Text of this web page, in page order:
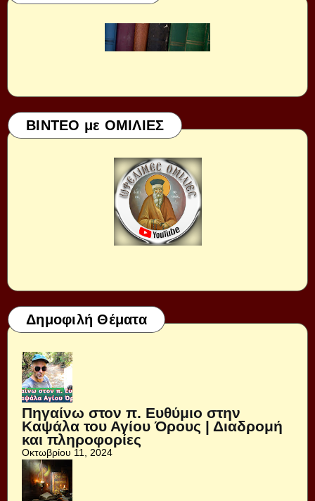
ΒΙΝΤΕΟ με ΟΜΙΛΙΕΣ
Δημοφιλή Θέματα
Πηγαίνω στον π. Ευθύμιο στην
Καψάλα του Αγίου Όρους | Διαδρομή
και πληροφορίες
Οκτωβρίου 11, 2024